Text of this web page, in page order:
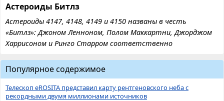
Астероиды Битлз
Астероиды 4147, 4148, 4149 и 4150 названы в честь
«Битлз»: Джоном Ленноном, Полом Маккартни, Джорджом
Харрисоном и Ринго Старром соответственно
Популярное содержимое
Телескоп eROSITA представил карту рентгеновского неба с
рекордными двумя миллионами источников